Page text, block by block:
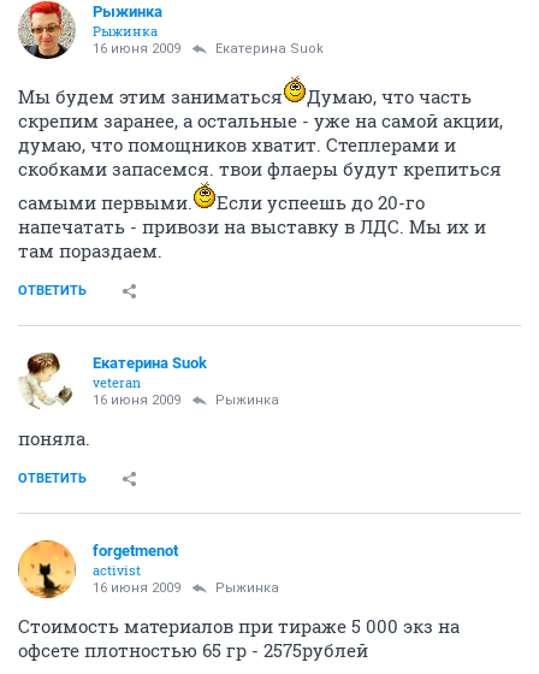
Рыжинка
Рыжинка
16 июня 2009 Екатерина Suok
Мы будем этим заниматься
Думаю, что часть
скрепим заранее, а остальные - уже на самой акции,
думаю, что помощников хватит. Степлерами и
скобками запасемся. твои флаеры будут крепиться
самыми первыми.
Если успеешь до 20-го
напечатать - привози на выставку в ЛДС. Мы их и
там пораздаем.
ОТВЕТИТЬ
Екатерина Suok
veteran
16 июня 2009 Рыжинка
поняла.
ОТВЕТИТЬ
forgetmenot
activist
16 июня 2009 Рыжинка
Стоимость материалов при тираже 5 000 экз на
офсете плотностью 65 гр - 2575рублей